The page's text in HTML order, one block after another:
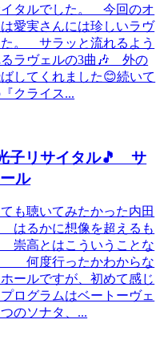
タルでした。 今回のオ
愛実さんには珍しいラヴ
た。 サラッと流れるよう
るラヴェルの3曲🎶 外の
してくれました😊続いて
クライス...
子リサイタル🎵 サ
ル
も聴いてみたかった内田
るかに想像を超えるも
高とはこういうことな
何度行ったかわからな
ールですが、初めて感じ
ログラムはベートーヴェ
のソナタ、...